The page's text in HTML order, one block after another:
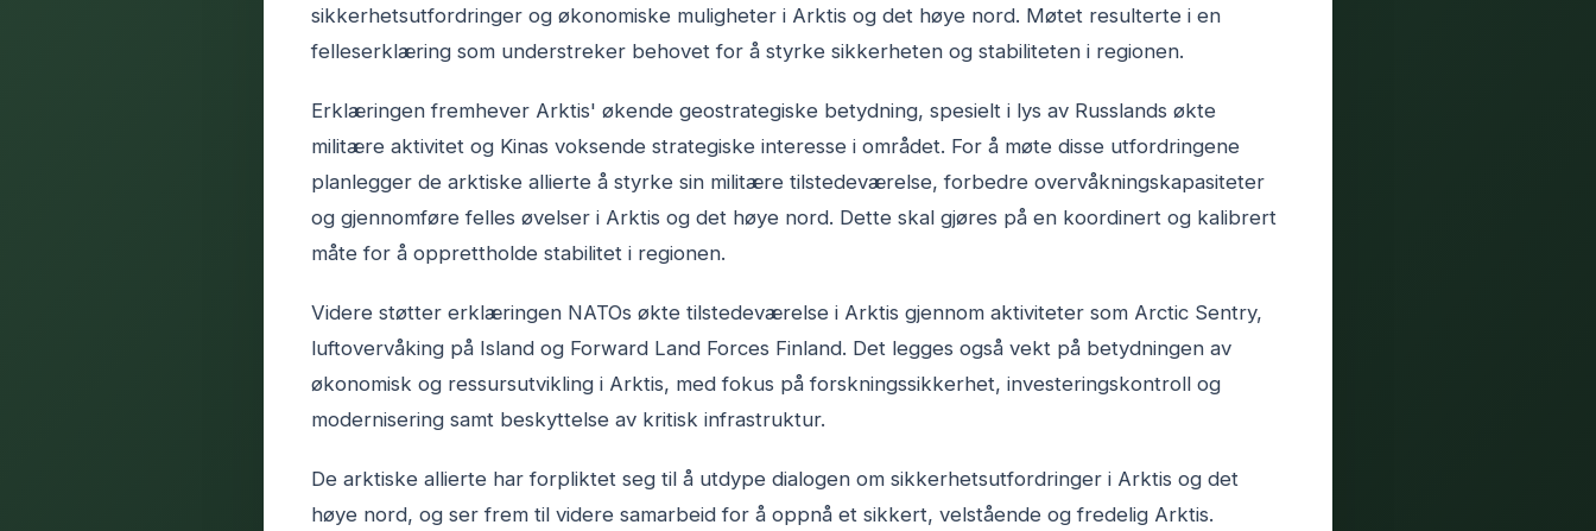
sikkerhetsutfordringer og økonomiske muligheter i Arktis og det høye nord. Møtet resulterte i en
felleserklæring som understreker behovet for å styrke sikkerheten og stabiliteten i regionen.
Erklæringen fremhever Arktis' økende geostrategiske betydning, spesielt i lys av Russlands økte
militære aktivitet og Kinas voksende strategiske interesse i området. For å møte disse utfordringene
planlegger de arktiske allierte å styrke sin militære tilstedeværelse, forbedre overvåkningskapasiteter
og gjennomføre felles øvelser i Arktis og det høye nord. Dette skal gjøres på en koordinert og kalibrert
måte for å opprettholde stabilitet i regionen.
Videre støtter erklæringen NATOs økte tilstedeværelse i Arktis gjennom aktiviteter som Arctic Sentry,
luftovervåking på Island og Forward Land Forces Finland. Det legges også vekt på betydningen av
økonomisk og ressursutvikling i Arktis, med fokus på forskningssikkerhet, investeringskontroll og
modernisering samt beskyttelse av kritisk infrastruktur.
De arktiske allierte har forpliktet seg til å utdype dialogen om sikkerhetsutfordringer i Arktis og det
høye nord, og ser frem til videre samarbeid for å oppnå et sikkert, velstående og fredelig Arktis.